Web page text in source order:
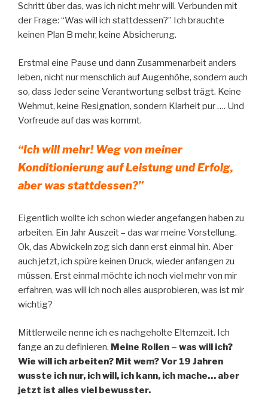
Schritt über das, was ich nicht mehr will. Verbunden mit
der Frage: “Was will ich stattdessen?” Ich brauchte
keinen Plan B mehr, keine Absicherung.
Erstmal eine Pause und dann Zusammenarbeit anders
leben, nicht nur menschlich auf Augenhöhe, sondern auch
so, dass Jeder seine Verantwortung selbst trägt. Keine
Wehmut, keine Resignation, sondern Klarheit pur …. Und
Vorfreude auf das was kommt.
“Ich will mehr! Weg von meiner
Konditionierung auf Leistung und Erfolg,
aber was stattdessen?”
Eigentlich wollte ich schon wieder angefangen haben zu
arbeiten. Ein Jahr Auszeit – das war meine Vorstellung.
Ok, das Abwickeln zog sich dann erst einmal hin. Aber
auch jetzt, ich spüre keinen Druck, wieder anfangen zu
müssen. Erst einmal möchte ich noch viel mehr von mir
erfahren, was will ich noch alles ausprobieren, was ist mir
wichtig?
Mittlerweile nenne ich es nachgeholte Elternzeit. Ich
fange an zu definieren. Meine Rollen – was will ich?
Wie will ich arbeiten? Mit wem? Vor 19 Jahren
wusste ich nur, ich will, ich kann, ich mache… aber
jetzt ist alles viel bewusster.